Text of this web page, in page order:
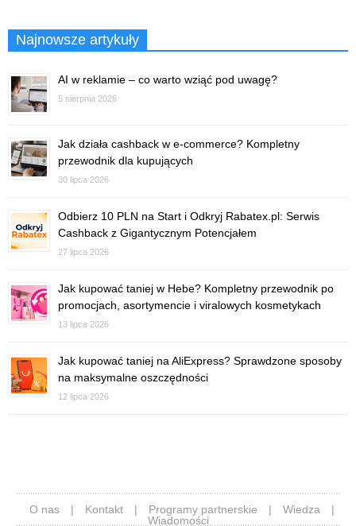
Najnowsze artykuły
AI w reklamie – co warto wziąć pod uwagę?
5 sierpnia 2026
Jak działa cashback w e-commerce? Kompletny
przewodnik dla kupujących
30 lipca 2026
Odbierz 10 PLN na Start i Odkryj Rabatex.pl: Serwis
Cashback z Gigantycznym Potencjałem
27 lipca 2026
Jak kupować taniej w Hebe? Kompletny przewodnik po
promocjach, asortymencie i viralowych kosmetykach
13 lipca 2026
Jak kupować taniej na AliExpress? Sprawdzone sposoby
na maksymalne oszczędności
12 lipca 2026
O nas | Kontakt | Programy partnerskie | Wiedza
|
Wiadomości